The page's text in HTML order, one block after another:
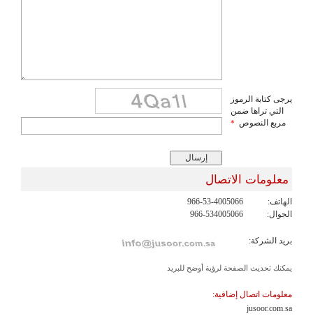
يرجى كتابة الرموز
التي تراها ضمن
مربع النصوص *
معلومات الاتصال
الهاتف:
966-53-4005066
الجوال:
966-534005066
بريد الشركة:
يمكنك تحديث الصفحة لرؤية أوضح للبريد
معلومات اتصال إضافية:
jusoor.com.sa